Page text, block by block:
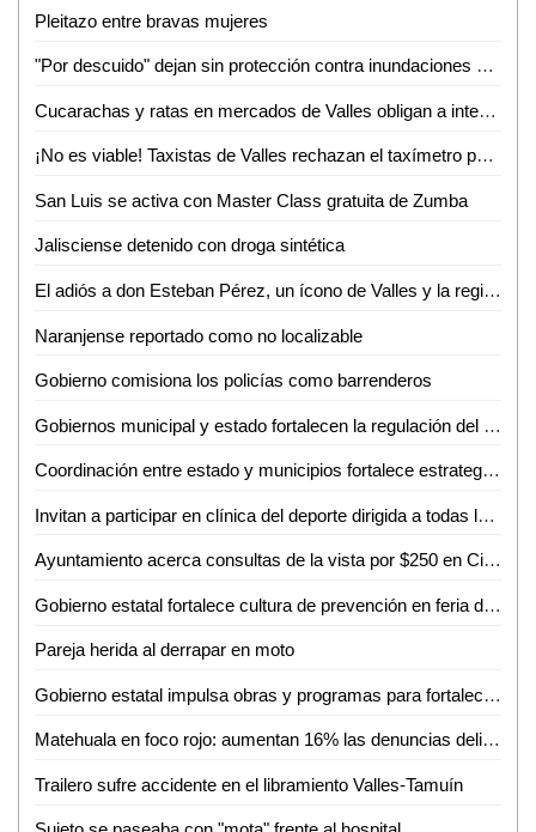
Pleitazo entre bravas mujeres
"Por descuido" dejan sin protección contra inundaciones a colonias de Tamuín
Cucarachas y ratas en mercados de Valles obligan a intensas jornadas de sanitización
¡No es viable! Taxistas de Valles rechazan el taxímetro por baja demanda de viajes
San Luis se activa con Master Class gratuita de Zumba
Jalisciense detenido con droga sintética
El adiós a don Esteban Pérez, un ícono de Valles y la región
Naranjense reportado como no localizable
Gobierno comisiona los policías como barrenderos
Gobiernos municipal y estado fortalecen la regulación del transporte turístico en Ciudad Valles
Coordinación entre estado y municipios fortalece estrategia de seguridad en la huasteca
Invitan a participar en clínica del deporte dirigida a todas las disciplinas en Ciudad Valles
Ayuntamiento acerca consultas de la vista por $250 en Ciudad Valles
Gobierno estatal fortalece cultura de prevención en feria de seguridad y medio ambiente
Pareja herida al derrapar en moto
Gobierno estatal impulsa obras y programas para fortalecer el acceso al agua
Matehuala en foco rojo: aumentan 16% las denuncias delictivas en un año
Trailero sufre accidente en el libramiento Valles-Tamuín